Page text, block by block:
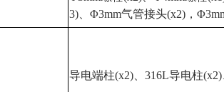
3)、Φ3mm气管接头(x2)，
导电端柱(x2)、316L导电柱(x2)